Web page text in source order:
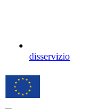
disservizio